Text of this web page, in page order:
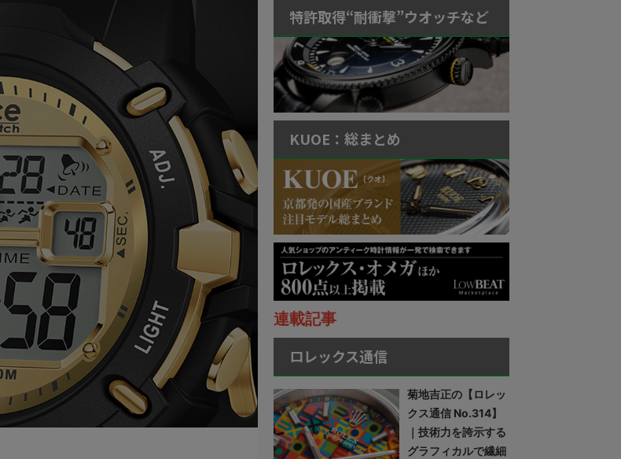
特許取得“耐衝撃”ウオッチなど
KUOE：総まとめ
連載記事
ロレックス通信
菊地吉正の【ロレッ
クス通信 No.314】
｜技術力を誇示する
グラフィカルで繊細